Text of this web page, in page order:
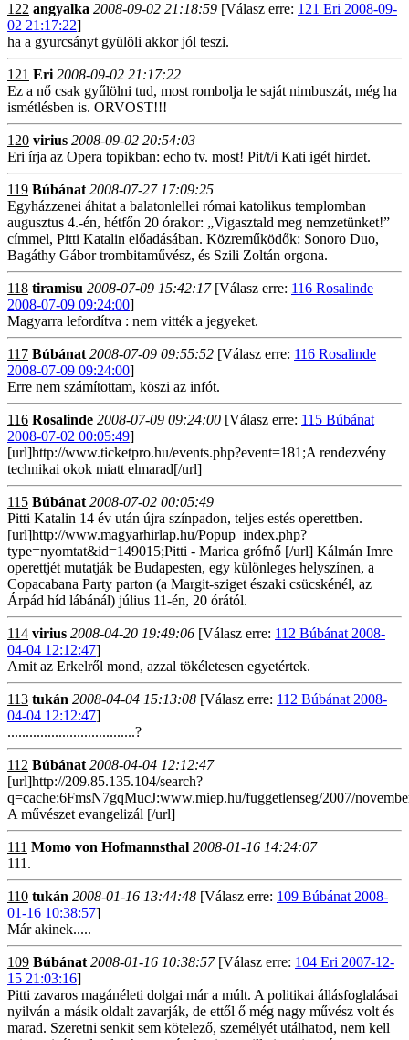
122 angyalka 2008-09-02 21:18:59 [Válasz erre: 121 Eri 2008-09-
02 21:17:22]
ha a gyurcsányt gyülöli akkor jól teszi.
121 Eri 2008-09-02 21:17:22
Ez a nő csak gyűlölni tud, most rombolja le saját nimbuszát, még ha
ismétlésben is. ORVOST!!!
120 virius 2008-09-02 20:54:03
Eri írja az Opera topikban: echo tv. most! Pit/t/i Kati igét hirdet.
119 Búbánat 2008-07-27 17:09:25
Egyházzenei áhitat a balatonlellei római katolikus templomban
augusztus 4.-én, hétfőn 20 órakor: „Vigasztald meg nemzetünket!”
címmel, Pitti Katalin előadásában. Közreműködők: Sonoro Duo,
Bagáthy Gábor trombitaművész, és Szili Zoltán orgona.
118 tiramisu 2008-07-09 15:42:17[Válasz erre: 116 Rosalinde
2008-07-09 09:24:00]
Magyarra lefordítva : nem vitték a jegyeket.
117 Búbánat 2008-07-09 09:55:52 [Válasz erre: 116 Rosalinde
2008-07-09 09:24:00]
Erre nem számítottam, köszi az infót.
116 Rosalinde 2008-07-09 09:24:00 [Válasz erre: 115 Búbánat
2008-07-02 00:05:49]
[url]http://www.ticketpro.hu/events.php?event=181;A rendezvény
technikai okok miatt elmarad[/url]
115 Búbánat 2008-07-02 00:05:49
Pitti Katalin 14 év után újra színpadon, teljes estés operettben.
[url]http://www.magyarhirlap.hu/Popup_index.php?
type=nyomtat&id=149015;Pitti - Marica grófnő [/url] Kálmán Imre
operettjét mutatják be Budapesten, egy különleges helyszínen, a
Copacabana Party parton (a Margit-sziget északi csücskénél, az
Árpád híd lábánál) július 11-én, 20 órától.
114 virius 2008-04-20 19:49:06 [Válasz erre: 112 Búbánat 2008-
04-04 12:12:47]
Amit az Erkelről mond, azzal tökéletesen egyetértek.
113 tukán 2008-04-04 15:13:08 [Válasz erre: 112 Búbánat 2008-
04-04 12:12:47]
...................................?
112 Búbánat 2008-04-04 12:12:47
[url]http://209.85.135.104/search?
q=cache:6FmsN7gqMucJ:www.miep.hu/fuggetlenseg/2007/
A művészet evangelizál [/url]
111 Momo von Hofmannsthal 2008-01-16 14:24:07
111.
110 tukán 2008-01-16 13:44:48 [Válasz erre: 109 Búbánat 2008-
01-16 10:38:57]
Már akinek.....
109 Búbánat 2008-01-16 10:38:57[Válasz erre: 104 Eri 2007-12-
15 21:03:16]
Pitti zavaros magánéleti dolgai már a múlt. A politikai állásfoglalásai
nyilván a másik oldalt zavarják, de ettől ő még nagy művész volt és
marad. Szeretni senkit sem kötelező, személyét utálhatod, nem kell